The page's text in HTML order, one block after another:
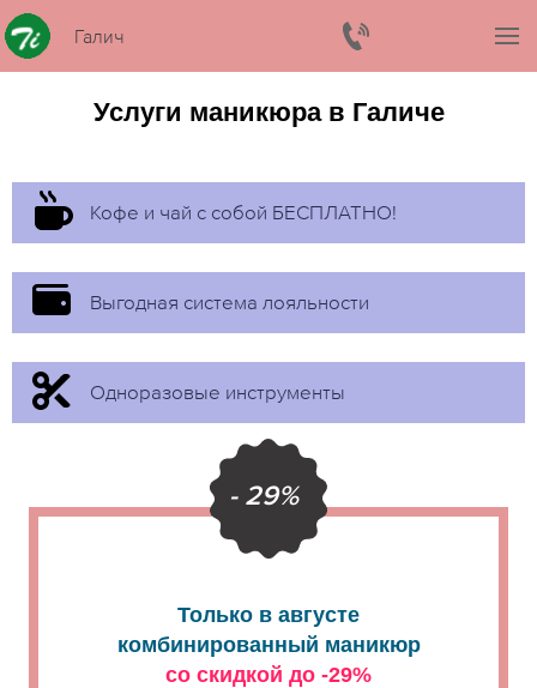
Галич
Услуги маникюра в Галиче
Кофе и чай с собой БЕСПЛАТНО!
Выгодная система лояльности
Одноразовые инструменты
- 29%
Только в августе
комбинированный маникюр
со скидкой до -29%